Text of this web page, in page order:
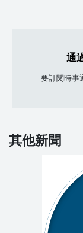
通
要訂閱時事
其他新聞